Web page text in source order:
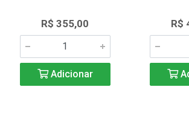
R$ 355,00
Adicionar
R$